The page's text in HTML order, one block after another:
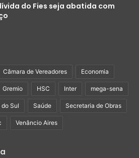
do Fies seja abatida com
Câmara de Vereadores Economia
Gremio HSC Inter mega-sena
Sul Saúde Secretaria de Obras
Venâncio Aires